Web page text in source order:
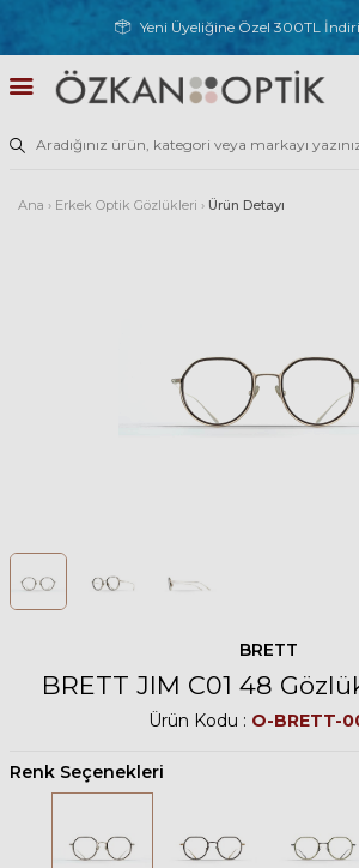
Yeni Üyeliğine Özel 300TL
Ana › Erkek Optik Gözlükleri › Ürün Detayı
BRETT
BRETT JIM C01 48
Ürün Kodu : O-BRETT-
Renk Seçenekleri